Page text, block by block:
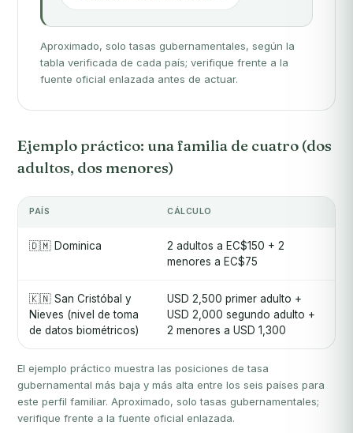
Aproximado, solo tasas gubernamentales, según la
tabla verificada de cada país; verifique frente a la
fuente oficial enlazada antes de actuar.
Ejemplo práctico: una familia de cuatro (dos
adultos, dos menores)
PAÍS CÁLCULO
🇩🇲 Dominica
2 adultos a EC$150 + 2
menores a EC$75
🇰🇳 San Cristóbal y
Nieves (nivel de toma
de datos biométricos)
USD 2,500 primer adulto +
USD 2,000 segundo adulto +
2 menores a USD 1,300
El ejemplo práctico muestra las posiciones de tasa
gubernamental más baja y más alta entre los seis países para
este perfil familiar. Aproximado, solo tasas gubernamentales;
verifique frente a la fuente oficial enlazada.